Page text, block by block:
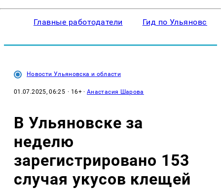
Главные работодатели Гид по Ульяновску
Новости Ульяновска и области
01.07.2025, 06:25 · 16+ ·Анастасия Шарова
В Ульяновске за
неделю
зарегистрировано 153
случая укусов клещей